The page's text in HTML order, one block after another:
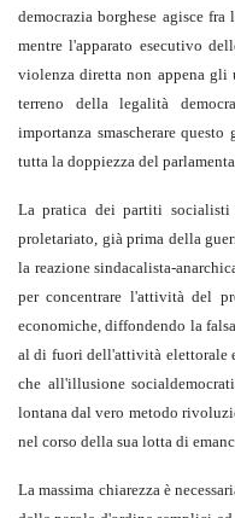
democrazia borghese agisce
mentre l'apparato esecutivo
violenza diretta non appena
terreno della legalità
importanza smascherare
tutta la doppiezza del
La pratica dei partiti
proletariato, già prima della
la reazione sindacalista-
per concentrare l'attività del
economiche, diffondendo la
al di fuori dell'attività elettorale
che all'illusione
lontana dal vero metodo
nel corso della sua lotta di
La massima chiarezza è